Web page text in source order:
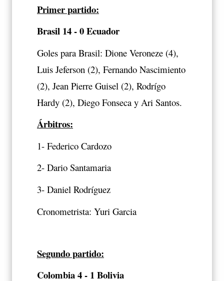
Primer partido:
Brasil 14 - 0 Ecuador
Goles para Brasil: Dione Veroneze (4),
Luis Jeferson (2), Fernando Nascimiento
(2), Jean Pierre Guisel (2), Rodrígo
Hardy (2), Diego Fonseca y Ari Santos.
Árbitros:
1- Federico Cardozo
2- Dario Santamaria
3- Daniel Rodríguez
Cronometrista: Yuri Garcia
Segundo partido:
Colombia 4 - 1 Bolivia